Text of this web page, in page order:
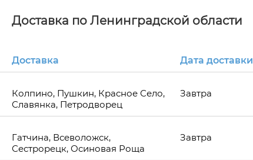
Доставка по Ленинградской области
Доставка Дата доставки
Колпино, Пушкин, Красное Село,
Славянка, Петродворец
Завтра
Гатчина, Всеволожск,
Сестрорецк, Осиновая Роща
Завтра